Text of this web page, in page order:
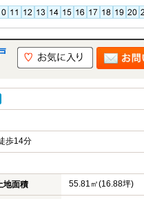
歩14分
地面積 55.81㎡(16.88坪)